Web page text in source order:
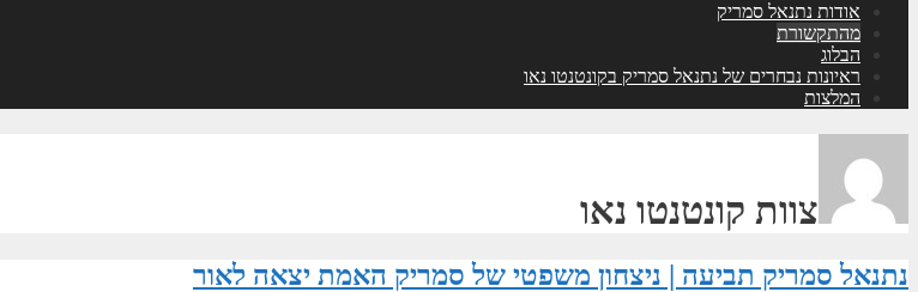
אודות נתנאל סמריק
מהתקשורת
הבלוג
ראיונות נבחרים של נתנאל סמריק בקונטנטו נאו
המלצות
צוות קונטנטו נאו
נתנאל סמריק תביעה | ניצחון משפטי של סמריק האמת יצאה לאור